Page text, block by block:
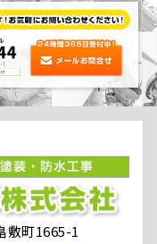
敷町1665-1